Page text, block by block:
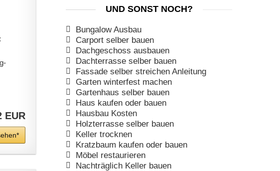
EUR
UND SONST NOCH?
Bungalow Ausbau
Carport selber bauen
Dachgeschoss ausbauen
Dachterrasse selber bauen
Fassade selber streichen Anleitung
Garten winterfest machen
Gartenhaus selber bauen
Haus kaufen oder bauen
Hausbau Kosten
Holzterrasse selber bauen
Keller trocknen
Kratzbaum kaufen oder bauen
Möbel restaurieren
Nachträglich Keller bauen